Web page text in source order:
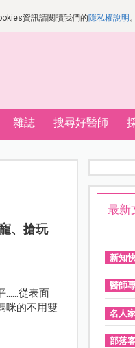
資訊請閱讀我們的隱私權說明 。
雜誌 搜尋好醫師
、搶玩
……從表面
咪的不用雙
最新
新知
醫師
名人
部落